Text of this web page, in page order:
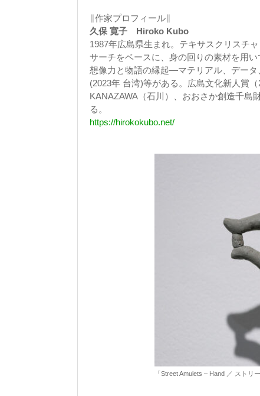
∥作家プロフィール∥
久保 寛子 Hiroko Kubo
1987年広島県生まれ。テキサスクリスチ
サーチをベースに、身の回りの素材を用
想像力と物語の縁起―マテリアル、デー
(2023年 台湾)等がある。広島文化新人賞
KANAZAWA（石川）、おおさか創造千島
る。
https://hirokokubo.net/
「Street Amulets – Hand ／ スト